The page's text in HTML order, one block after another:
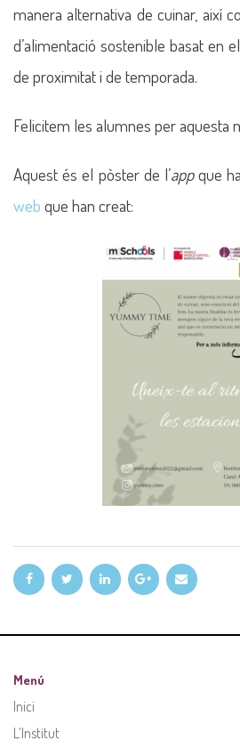
manera alternativa de cuinar, així
d’alimentació sostenible basat en
de proximitat i de temporada.
Felicitem les alumnes per aquesta
Aquest és el pòster de l’appque
web que han creat:
Menú
Inici
L’Institut